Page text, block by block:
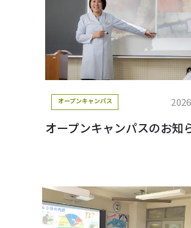
オープンキャンパス
オープンキャンパスのお知